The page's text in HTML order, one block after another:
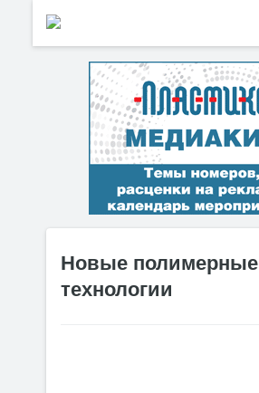
Новые полимерные
технологии